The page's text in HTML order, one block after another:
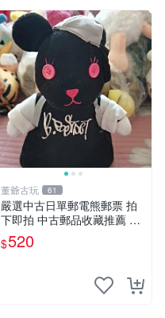
董爺古玩 61
嚴選中古日單郵電熊郵票 拍
下即拍 中古郵品收藏推薦 郵
票 郵電熊 日本
$520